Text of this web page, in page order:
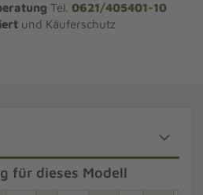
Tel. 0621/405401-10
und Käuferschutz
für dieses Modell